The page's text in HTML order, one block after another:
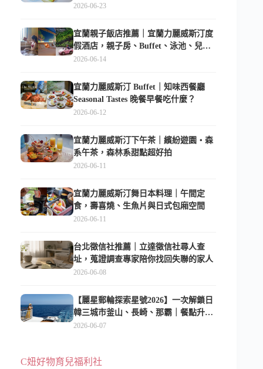
的台北隱藏版
2026-06-23
宜蘭親子飯店推薦｜宜蘭力麗威斯汀度
假酒店，親子房、Buffet、泳池、兒童
俱樂部超適合放電
2026-06-14
宜蘭力麗威斯汀 Buffet｜知味西餐廳
Seasonal Tastes 晚餐早餐吃什麼？
2026-06-12
宜蘭力麗威斯汀下午茶｜繽紛遊園・森
系午茶，森林系甜點超好拍
2026-06-11
宜蘭力麗威斯汀舞日本料理｜午間定
食，壽喜燒、生魚片與日式包廂空間
2026-06-11
台北徵信社推薦｜立達徵信社尋人查
址，蒐證調查專家陪你找回失聯的家人
2026-06-08
【麗星郵輪探索星號2026】一次解鎖日
韓三城市釜山、長崎、那霸｜餐點升
級、表演更新、船上慶生超難忘
2026-06-07
C妞好物育兒福利社